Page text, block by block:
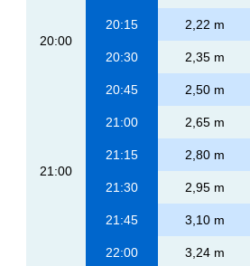
20:00
20:15 2,22 m
20:30 2,35 m
20:45 2,50 m
21:00
21:00 2,65 m
21:15 2,80 m
21:30 2,95 m
21:45 3,10 m
22:00 3,24 m